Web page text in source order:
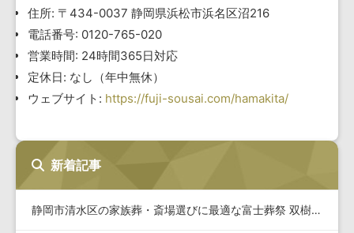
住所: 〒434-0037 静岡県浜松市浜名区沼216
電話番号: 0120-765-020
営業時間: 24時間365日対応
定休日: なし（年中無休）
ウェブサイト: https://fuji-sousai.com/hamakita/
新着記事
静岡市清水区の家族葬・斎場選びに最適な富士葬祭 双樹の詳細と…